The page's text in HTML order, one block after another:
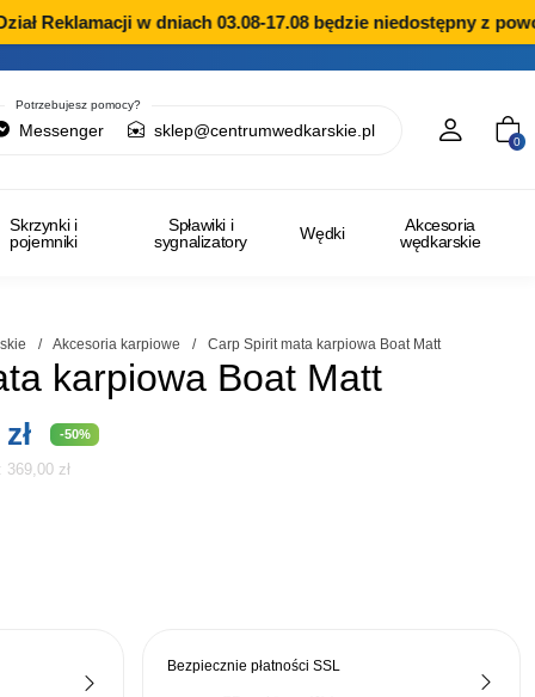
Reklamacji w dniach 03.08-17.08 będzie niedostępny z
Potrzebujesz pomocy?
Messenger sklep@centrumwedkarskie.pl
0
Skrzynki i
pojemniki
Spławiki i
sygnalizatory
Wędki
Akcesoria
wędkarskie
/ Akcesoria karpiowe / Carp Spirit mata karpiowa Boat Matt
karpiowa Boat Matt
złAktualna
cena
-50%
369,00 zł
Bezpiecznie płatnościSSL